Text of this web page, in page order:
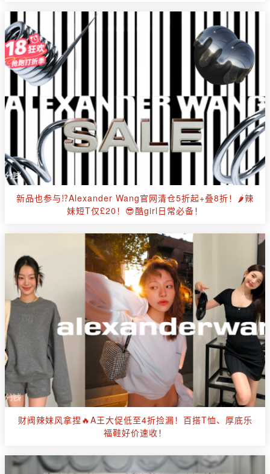
新品也参与⁉Alexander Wang官网清仓5折起+叠8折！🌶辣
妹短T仅£20！😎酷girl日常必备！
财阀辣妹风拿捏🔥A王大促低至4折捡漏！百搭T恤、厚底乐
福鞋好价速收！